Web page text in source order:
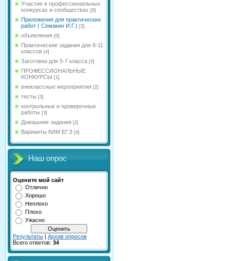
Участие в профессиональных
конкурсах и сообществах [0]
Приложения для практических
работ ( Семакин И.Г.) [3]
объявления [0]
Практические задания для 8-11
классов [4]
Заготовки для 5-7 класса [3]
ПРОФЕССИОНАЛЬНЫЕ
КОНКУРСЫ [1]
внеклассные мероприятия [2]
тесты [3]
контрольные и проверочные
работы [3]
Домашние задания [2]
Варианты КИМ ЕГЭ [4]
Наш опрос
Оцените мой сайт
Отлично
Хорошо
Неплохо
Плохо
Ужасно
Результаты | Архив опросов
Всего ответов: 34